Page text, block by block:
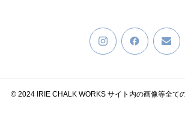
© 2024 IRIE CHALK WORKS サイト内の画像等全て